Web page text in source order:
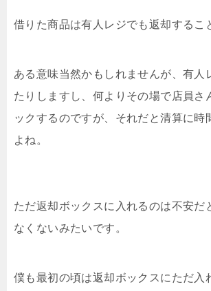
借りた商品は有人レジでも返却するこ
ある意味当然かもしれませんが、有人
たりしますし、何よりその場で店員さ
ックするのですが、それだと清算に時
よね。
ただ返却ボックスに入れるのは不安だ
なくないみたいです。
僕も最初の頃は返却ボックスにただ入